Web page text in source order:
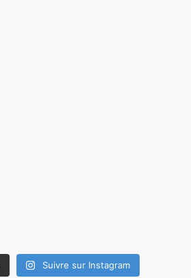
Suivre sur Instagram